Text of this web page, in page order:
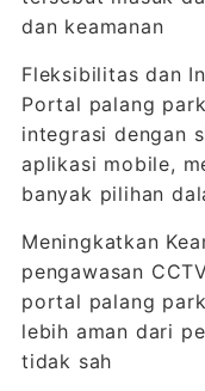
dan keamanan
Fleksibilitas dan
Portal palang
integrasi dengan
aplikasi mobile,
banyak pilihan
Meningkatkan
pengawasan
portal palang
lebih aman dari
tidak sah